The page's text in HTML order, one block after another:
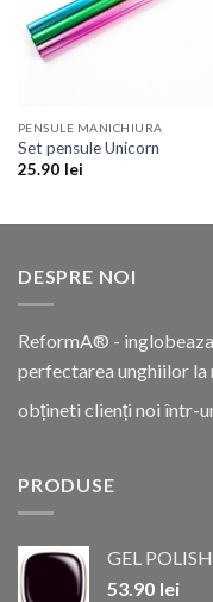
PENSULE MANICHIURA
Set pensule Unicorn
25.90 lei
DESPRE NOI
ReformA® -
perfectarea unghiilor la
obțineti clienți noi într-
PRODUSE
GEL
53.90 lei